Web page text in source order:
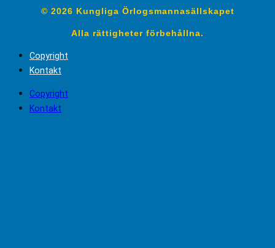
© 2026 Kungliga Örlogsmannasällskapet
Alla rättigheter förbehållna.
Copyright
Kontakt
Copyright
Kontakt